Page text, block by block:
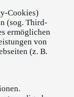
Cookies)
(sog. Third-
ermöglichen
von
(z. B.